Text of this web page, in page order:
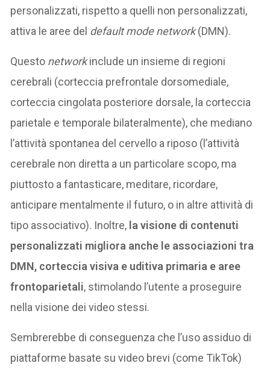
personalizzati, rispetto a quelli non personalizzati,
attiva le aree del default mode network(DMN).
Questo networkinclude un insieme di regioni
cerebrali (corteccia prefrontale dorsomediale,
corteccia cingolata posteriore dorsale, la corteccia
parietale e temporale bilateralmente), che mediano
l’attività spontanea del cervello a riposo (l’attività
cerebrale non diretta a un particolare scopo, ma
piuttosto a fantasticare, meditare, ricordare,
anticipare mentalmente il futuro, o in altre attività di
tipo associativo). Inoltre, la visione di contenuti
personalizzati migliora anche le associazioni tra
DMN, corteccia visiva e uditiva primaria e aree
frontoparietali, stimolando l’utente a proseguire
nella visione dei video stessi.
Sembrerebbe di conseguenza che l’uso assiduo di
piattaforme basate su video brevi (come TikTok)